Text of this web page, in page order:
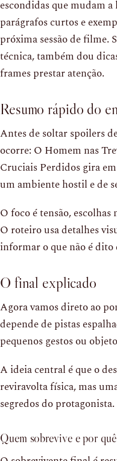
escondidas que mudam
parágrafos curtos e
próxima sessão de filme.
técnica, também dou
frames prestar atenção.
Resumo rápido do
Antes de soltar spoilers
ocorre: O Homem nas
Cruciais Perdidos gira
um ambiente hostil e de
O foco é tensão, escolhas
O roteiro usa detalhes
informar o que não é
O final explicado
Agora vamos direto ao
depende de pistas
pequenos gestos ou
A ideia central é que o
reviravolta física, mas
segredos do protagonista.
Quem sobrevive e por quê